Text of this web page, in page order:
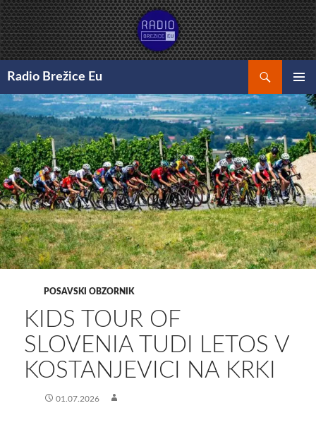
Preskoči
na
vsebino
Radio Brežice Eu
GLAVNI
MENI
POSAVSKI OBZORNIK
KIDS TOUR OF
SLOVENIA TUDI LETOS V
KOSTANJEVICI NA KRKI
01.07.2026